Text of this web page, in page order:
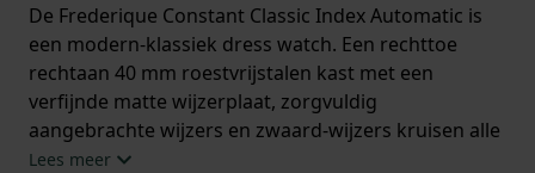
De Frederique Constant Classic Index Automatic is
een modern-klassiek dress watch. Een rechttoe
rechtaan 40 mm roestvrijstalen kast met een
verfijnde matte wijzerplaat, zorgvuldig
aangebrachte wijzers en zwaard-wijzers kruisen alle
juiste vakjes aan. Op het eerste gezicht een
Lees meer